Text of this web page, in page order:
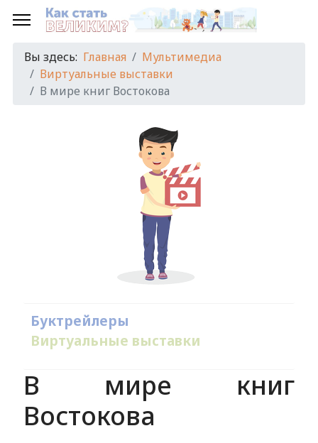
Вы здесь: Главная
Мультимедиа
Виртуальные выставки
В мире книг Востокова
Буктрейлеры
Виртуальные выставки
В мире книг
Востокова